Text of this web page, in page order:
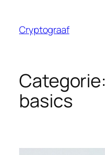
Cryptograaf
Categorie:
basics